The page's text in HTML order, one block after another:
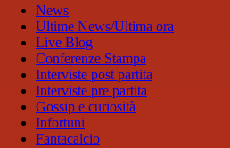
News
Ultime News/Ultima ora
Live Blog
Conferenze Stampa
Interviste post partita
Interviste pre partita
Gossip e curiosità
Infortuni
Fantacalcio